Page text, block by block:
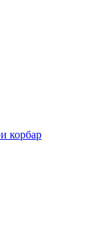
корбар